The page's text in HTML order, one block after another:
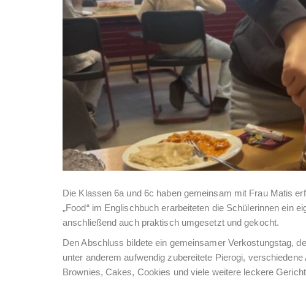
Die Klassen 6a und 6c haben gemeinsam mit Frau Matis
„Food“ im Englischbuch erarbeiteten die Schülerinnen ein
anschließend auch praktisch umgesetzt und gekocht.
Den Abschluss bildete ein gemeinsamer Verkostungstag,
unter anderem aufwendig zubereitete Pierogi,
Brownies, Cakes, Cookies und viele weitere leckere